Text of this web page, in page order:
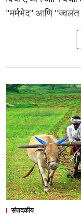
"मर्मभेद" आणि "ज्वलंत
संपादकीय